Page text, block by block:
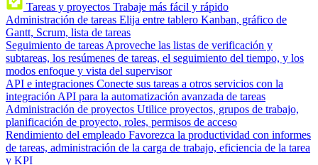
Tareas y proyectos Trabaje más fácil y rápido
Administración de tareas Elija entre tablero Kanban, gráfico de
Gantt, Scrum, lista de tareas
Seguimiento de tareas Aproveche las listas de verificación y
subtareas, los resúmenes de tareas, el seguimiento del tiempo, y los
modos enfoque y vista del supervisor
API e integraciones Conecte sus tareas a otros servicios con la
integración API para la automatización avanzada de tareas
Administración de proyectos Utilice proyectos, grupos de trabajo,
planificación de proyecto, roles, permisos de acceso
Rendimiento del empleado Favorezca la productividad con informes
de tareas, administración de la carga de trabajo, eficiencia de la tarea
y KPI